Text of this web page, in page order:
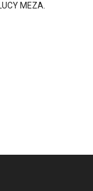
MEZA.